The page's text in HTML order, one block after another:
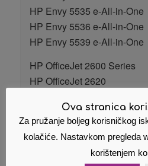
HP Envy 5535 e-All-in-One
HP Envy 5536 e-All-in-One
HP Envy 5539 e-All-in-One
HP OfficeJet 2600 Series
HP OfficeJet 2620
HP OfficeJet 4630
HP OfficeJet 4630 Series
HP OfficeJet 4631
HP OfficeJet 4632
Ova stranica
Za pružanje boljeg korisničkog
kolačiće. Nastavkom pregleda
korištenjem